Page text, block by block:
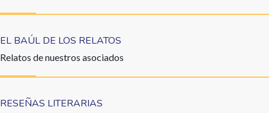
EL BAÚL DE LOS RELATOS
Relatos de nuestros asociados
RESEÑAS LITERARIAS